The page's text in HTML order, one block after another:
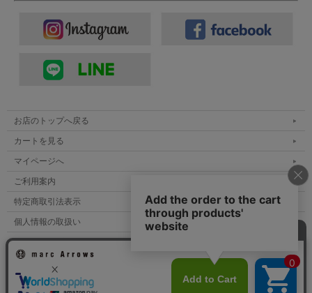
お店のトップへ戻る
カートを見る
マイページへ
ご利用案内
特定商取引法表示
個人情報の取扱い
サイトマップ
メルマガ登録
お問い合わせ